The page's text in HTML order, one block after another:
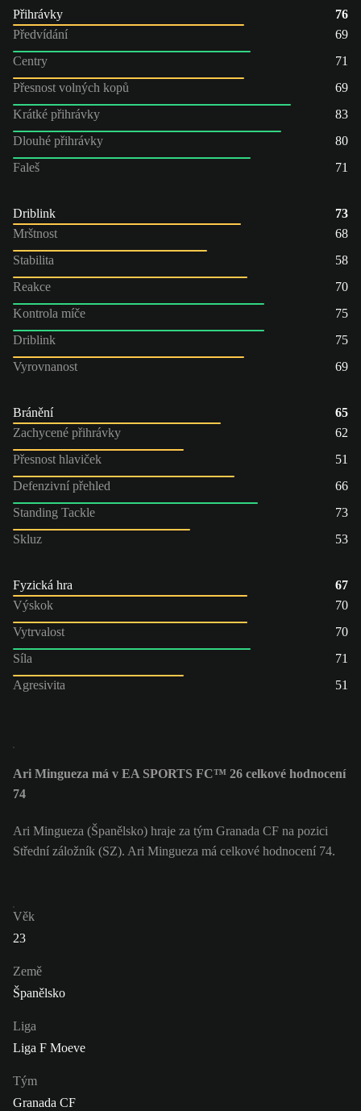
Přihrávky
76
Předvídání
69
Centry
71
Přesnost volných kopů
69
Krátké přihrávky
83
Dlouhé přihrávky
80
Faleš
71
Driblink
73
Mrštnost
68
Stabilita
58
Reakce
70
Kontrola míče
75
Driblink
75
Vyrovnanost
69
Bránění
65
Zachycené přihrávky
62
Přesnost hlaviček
51
Defenzivní přehled
66
Standing Tackle
73
Skluz
53
Fyzická hra
67
Výskok
70
Vytrvalost
70
Síla
71
Agresivita
51
Ari Mingueza má v EA SPORTS FC™ 26 celkové hodnocení
74
Ari Mingueza (Španělsko) hraje za tým Granada CF na pozici
Střední záložník (SZ). Ari Mingueza má celkové hodnocení 74.
Věk
23
Země
Španělsko
Liga
Liga F Moeve
Tým
Granada CF